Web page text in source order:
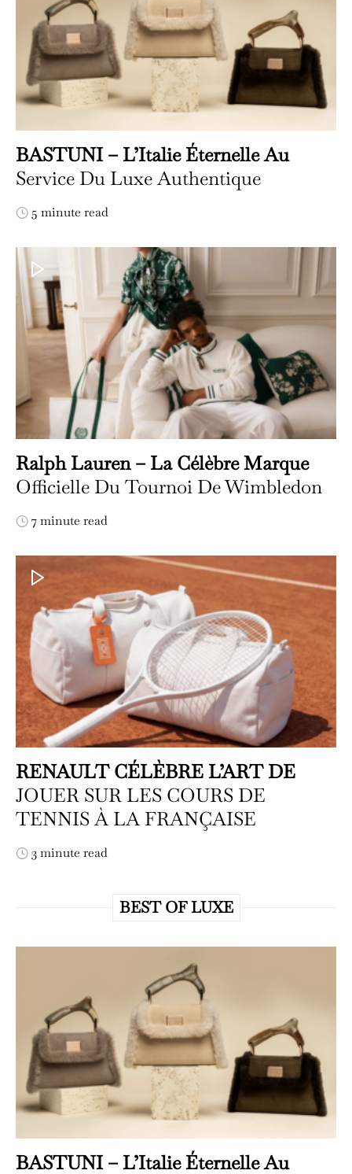
BASTUNI – L’Italie Éternelle Au
Service Du Luxe Authentique
5 minute read
Ralph Lauren – La Célèbre Marque
Officielle Du Tournoi De Wimbledon
7 minute read
RENAULT CÉLÈBRE L’ART DE
JOUER SUR LES COURS DE
TENNIS À LA FRANÇAISE
3 minute read
BEST OF LUXE
BASTUNI – L’Italie Éternelle Au